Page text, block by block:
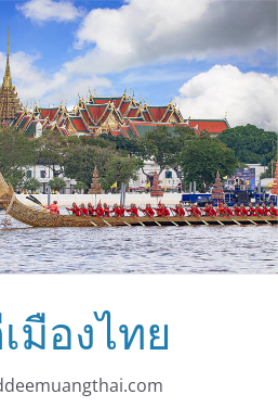
มืองไทย